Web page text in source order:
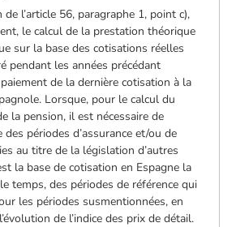
de l’article 56, paragraphe 1, point c),
le calcul de la prestation théorique
sur la base des cotisations réelles
pendant les années précédant
de la dernière cotisation à la
Lorsque, pour le calcul du
la pension, il est nécessaire de
périodes d’assurance et/ou de
au titre de la législation d’autres
la base de cotisation en Espagne la
temps, des périodes de référence qui
les périodes susmentionnées, en
de l’indice des prix de détail.